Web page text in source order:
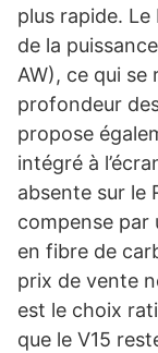
plus rapide. Le
de la
AW), ce qui
profondeur
propose
intégré à
absente sur le
compense par
en fibre de
prix de vente
est le choix
que le V15